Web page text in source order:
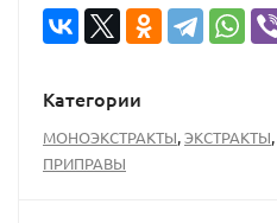
Категории
МОНОЭКСТРАКТЫ,ЭКСТРАКТЫ,
ПРИПРАВЫ